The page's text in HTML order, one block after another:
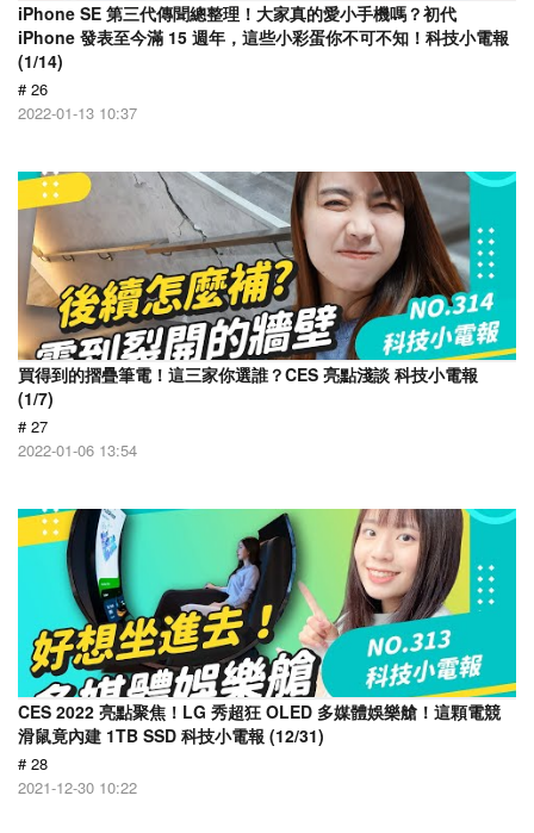
iPhone SE 第三代傳聞總整理！大家真的愛小手機嗎？初代
iPhone 發表至今滿 15 週年，這些小彩蛋你不可不知！科技小電報
(1/14)
# 26
2022-01-13 10:37
買得到的摺疊筆電！這三家你選誰？CES 亮點淺談 科技小電報
(1/7)
# 27
2022-01-06 13:54
CES 2022 亮點聚焦！LG 秀超狂 OLED 多媒體娛樂艙！這顆電競
滑鼠竟內建 1TB SSD 科技小電報 (12/31)
# 28
2021-12-30 10:22